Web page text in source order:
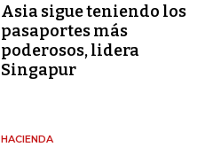
Asia sigue teniendo los
pasaportes más
poderosos, lidera
Singapur
HACIENDA